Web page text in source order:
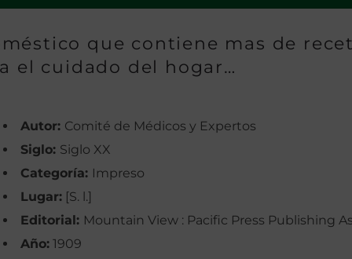
que contiene mas de
el cuidado del hogar…
Autor: Comité de Médicos y Expertos
Siglo: Siglo XX
Categoría: Impreso
Lugar: [S. l.]
Editorial: Mountain View : Pacific Press Publishing
Año: 1909